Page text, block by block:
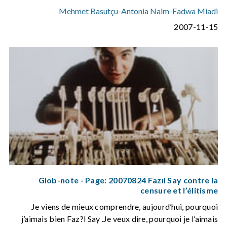
Fadwa Miadi
-
Antonia Naim
-
Mehmet Basutçu
2007-11-15
Glob-note - Page: 20070824 Fazıl Say contre la
censure et l’élitisme
Je viens de mieux comprendre, aujourd’hui, pourquoi
j’aimais bien Faz?l Say .Je veux dire, pourquoi je l’aimais